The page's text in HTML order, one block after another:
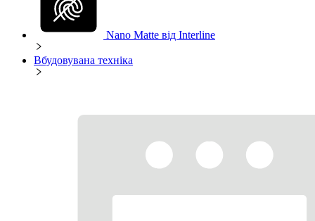
Nano Matte від Interline
Вбудовувана техніка